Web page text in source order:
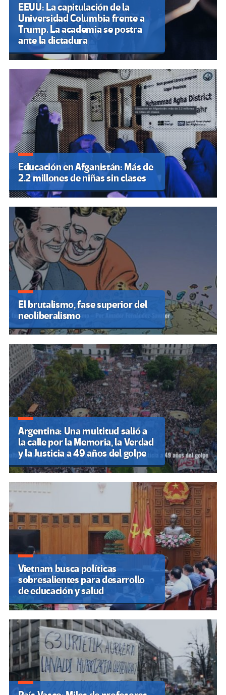
EEUU: La capitulación de la
Universidad Columbia frente a
Trump. La academia se postra
ante la dictadura
Educación en Afganistán: Más de
2.2 millones de niñas sin clases
El brutalismo, fase superior del
neoliberalismo
Argentina: Una multitud salió a
la calle por la Memoria, la Verdad
y la Justicia a 49 años del golpe
Vietnam busca políticas
sobresalientes para desarrollo
de educación y salud